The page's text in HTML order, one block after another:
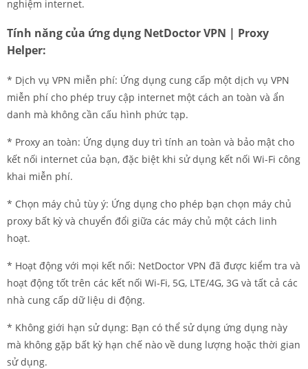
nghiệm internet.
Tính năng của ứng dụng NetDoctor VPN | Proxy
Helper:
* Dịch vụ VPN miễn phí: Ứng dụng cung cấp một dịch vụ VPN
miễn phí cho phép truy cập internet một cách an toàn và ẩn
danh mà không cần cấu hình phức tạp.
* Proxy an toàn: Ứng dụng duy trì tính an toàn và bảo mật cho
kết nối internet của bạn, đặc biệt khi sử dụng kết nối Wi-Fi công
khai miễn phí.
* Chọn máy chủ tùy ý: Ứng dụng cho phép bạn chọn máy chủ
proxy bất kỳ và chuyển đổi giữa các máy chủ một cách linh
hoạt.
* Hoạt động với mọi kết nối: NetDoctor VPN đã được kiểm tra và
hoạt động tốt trên các kết nối Wi-Fi, 5G, LTE/4G, 3G và tất cả các
nhà cung cấp dữ liệu di động.
* Không giới hạn sử dụng: Bạn có thể sử dụng ứng dụng này
mà không gặp bất kỳ hạn chế nào về dung lượng hoặc thời gian
sử dụng.